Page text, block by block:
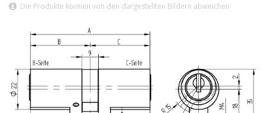
Die Produkte können von den dargestellten Bildern abweichen